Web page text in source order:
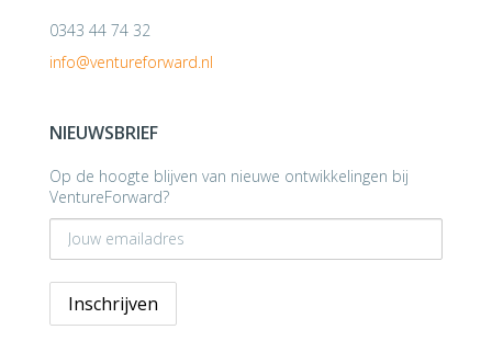
0343 44 74 32
info@ventureforward.nl
NIEUWSBRIEF
Op de hoogte blijven van nieuwe ontwikkelingen bij
VentureForward?